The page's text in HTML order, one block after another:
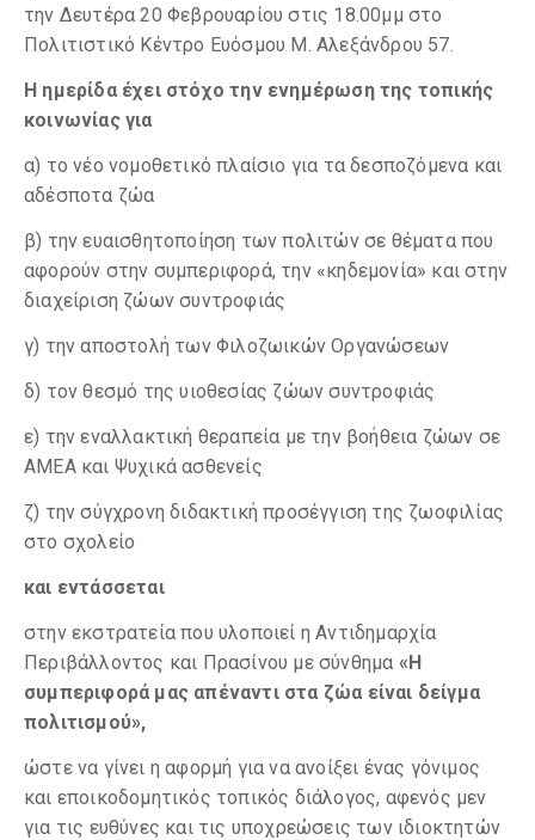
την Δευτέρα 20 Φεβρουαρίου στις 18.00μμ στο
Πολιτιστικό Κέντρο Ευόσμου Μ. Αλεξάνδρου 57.
Η ημερίδα έχει στόχο την ενημέρωση της τοπικής
κοινωνίας για
α) το νέο νομοθετικό πλαίσιο για τα δεσποζόμενα και
αδέσποτα ζώα
β) την ευαισθητοποίηση των πολιτών σε θέματα που
αφορούν στην συμπεριφορά, την «κηδεμονία» και στην
διαχείριση ζώων συντροφιάς
γ) την αποστολή των Φιλοζωικών Οργανώσεων
δ) τον θεσμό της υιοθεσίας ζώων συντροφιάς
ε) την εναλλακτική θεραπεία με την βοήθεια ζώων σε
ΑΜΕΑ και Ψυχικά ασθενείς
ζ) την σύγχρονη διδακτική προσέγγιση της ζωοφιλίας
στο σχολείο
και εντάσσεται
στην εκστρατεία που υλοποιεί η Αντιδημαρχία
Περιβάλλοντος και Πρασίνου με σύνθημα «Η
συμπεριφορά μας απέναντι στα ζώα είναι δείγμα
πολιτισμού»,
ώστε να γίνει η αφορμή για να ανοίξει ένας γόνιμος
και εποικοδομητικός τοπικός διάλογος, αφενός μεν
για τις ευθύνες και τις υποχρεώσεις των ιδιοκτητών